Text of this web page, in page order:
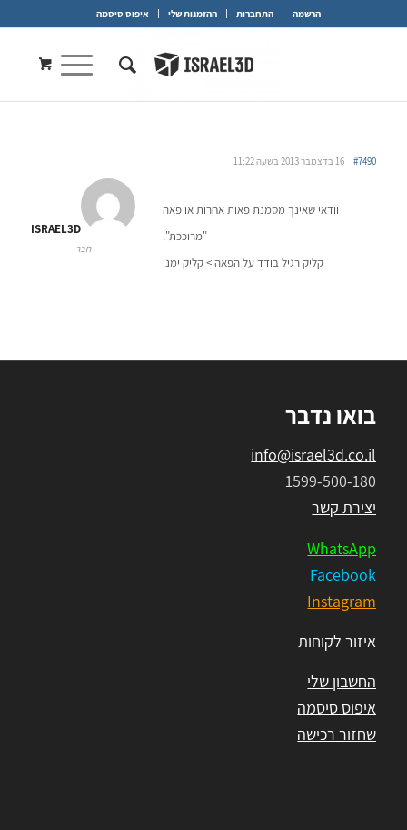
הרשמה התחברות ההזמנות שלי איפוס סיסמה
16 בדצמבר 2013 בשעה 11:22 #7490
ISRAEL3D
חבר
וודאי שאינך מסמנת פאות אחרות או פאה
"מרוככת".
קליק רגיל בודד על הפאה > קליק ימני
בואו נדבר
info@israel3d.co.il
1599-500-180
יצירת קשר
WhatsApp
Facebook
Instagram
איזור לקוחות
החשבון שלי
איפוס סיסמה
שחזור רכישה